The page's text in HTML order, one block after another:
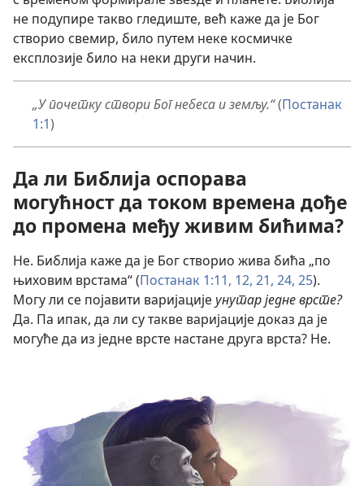
не подупире такво гледиште, већ каже да је Бог
створио свемир, било путем неке космичке
експлозије било на неки други начин.
„У почетку створи Бог небеса и земљу.“(Постанак
1:1)
Да ли Библија оспорава
могућност да током времена дође
до промена међу живим бићима?
Не. Библија каже да је Бог створио жива бића „по
њиховим врстама“ (Постанак 1:11, 12, 21, 24, 25).
Могу ли се појавити варијације унутар једне врсте?
Да. Па ипак, да ли су такве варијације доказ да је
могуће да из једне врсте настане друга врста? Не.